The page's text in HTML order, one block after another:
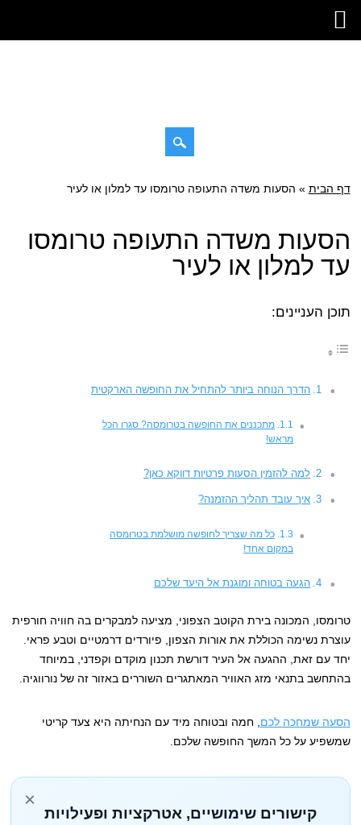
Main menu
Skip
דף הבית » הסעות משדה התעופה טרומסו עד למלון או לעיר
הסעות משדה התעופה טרומסו
עד למלון או לעיר
תוכן העניינים:
הדרך הנוחה ביותר להתחיל את החופשה הארקטית
מתכננים את החופשה בטרומסה? סגרו הכל
מראש!
למה להזמין הסעות פרטיות דווקא כאן?
איך עובד תהליך ההזמנה?
כל מה שצריך לחופשה מושלמת בטרומסה
במקום אחד!
הגעה בטוחה ומוגנת אל היעד שלכם
טרומסו, המכונה בירת הקוטב הצפוני, מציעה למבקרים בה חוויה חורפית
עוצרת נשימה הכוללת את אורות הצפון, פיורדים דרמטיים וטבע פראי.
יחד עם זאת, ההגעה אל העיר דורשת תכנון מוקדם וקפדני, במיוחד
בהתחשב בתנאי מזג האוויר המאתגרים השוררים באזור זה של נורווגיה.
הסעה שמחכה לכם , חמה ובטוחה מיד עם הנחיתה היא צעד קריטי
שמשפיע על כל המשך החופשה שלכם.
×
קישורים שימושיים, אטרקציות ופעילויות